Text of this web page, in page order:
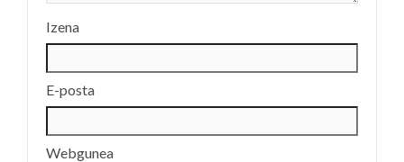
Izena
E-posta
Webgunea